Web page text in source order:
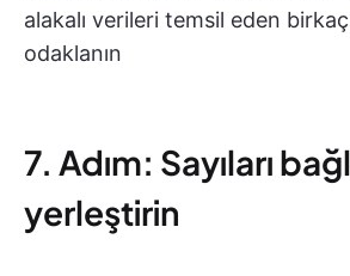
alakalı verileri temsil eden
odaklanın
7. Adım: Sayıları
yerleştirin